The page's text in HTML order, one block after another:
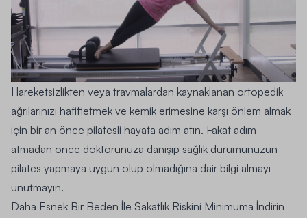
Hareketsizlikten veya travmalardan kaynaklanan ortopedik
ağrılarınızı hafifletmek ve kemik erimesine karşı önlem almak
için bir an önce pilatesli hayata adım atın. Fakat adım
atmadan önce doktorunuza danışıp sağlık durumunuzun
pilates yapmaya uygun olup olmadığına dair bilgi almayı
unutmayın.
Daha Esnek Bir Beden İle Sakatlık Riskini Minimuma İndirin